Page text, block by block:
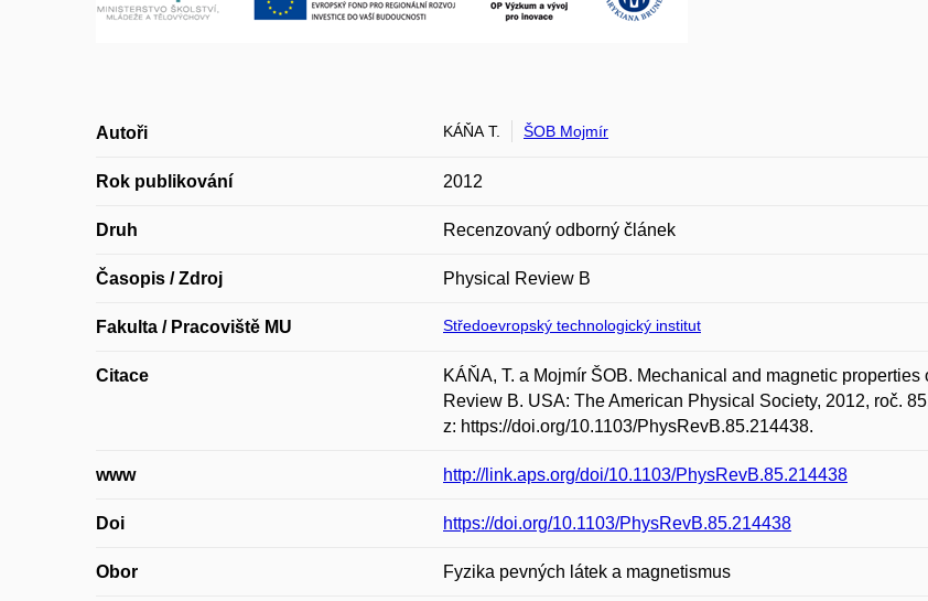
Autoři KÁŇA T. ŠOB Mojmír
Rok publikování 2012
Druh Recenzovaný odborný článek
Časopis / Zdroj Physical Review B
Fakulta / Pracoviště MU Středoevropský technologický institut
Citace
KÁŇA, T. a Mojmír ŠOB. Mechanical and magnetic
Review B. USA: The American Physical Society, 2012, roč.
z: https://doi.org/10.1103/PhysRevB.85.214438.
www http://link.aps.org/doi/10.1103/PhysRevB.85.214438
Doi https://doi.org/10.1103/PhysRevB.85.214438
Obor Fyzika pevných látek a magnetismus